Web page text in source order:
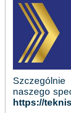
naszego
https://